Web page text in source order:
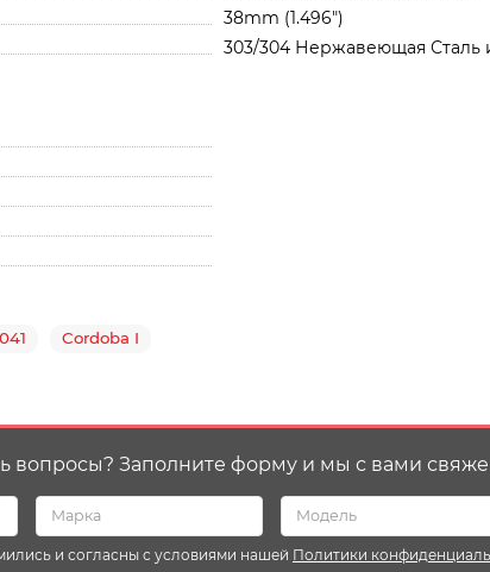
38mm (1.496")
303/304 Нержавеющая Сталь
Cordoba I
вопросы? Заполните форму и мы с вами
и согласны с условиями нашей Политики